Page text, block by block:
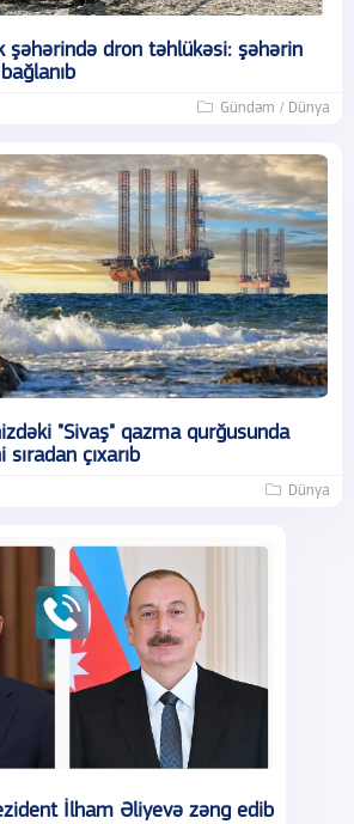
şəhərində dron təhlükəsi: şəhərin
Gündəm / Dünya
"Sivaş" qazma qurğusunda
çıxarıb
Dünya
İlham Əliyevə zəng edib